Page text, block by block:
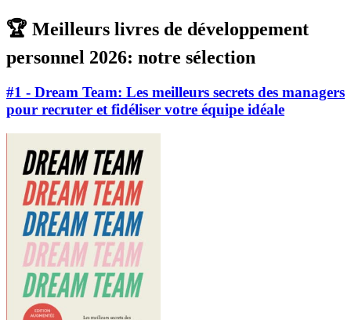
🏆 Meilleurs livres de développement
personnel 2026: notre sélection
#1 - Dream Team: Les meilleurs secrets des managers
pour recruter et fidéliser votre équipe idéale